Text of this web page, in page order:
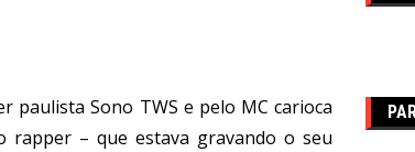
paulista Sono TWS e pelo MC carioca
rapper – que estava gravando o seu